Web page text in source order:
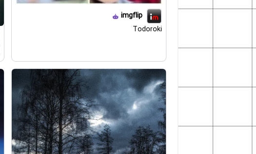
imgflip
Todoroki